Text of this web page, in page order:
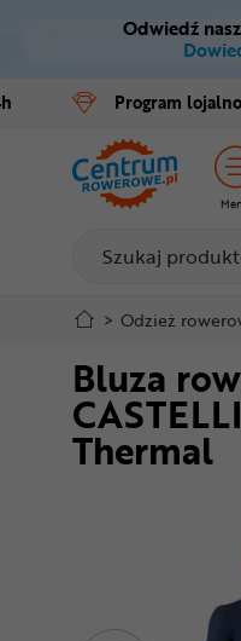
Menu
Informacje
Do
Mapa
Odwiedź
Program
Rowery
E-bike
Części
Akcesoria
Odzież
Kaski
Buty
> Odzież
Bluza
Thermal